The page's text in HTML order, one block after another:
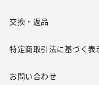
交換・返品
特定商取引法に基づく表
お問い合わせ